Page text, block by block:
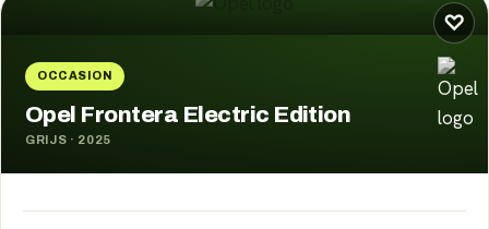
♡
OCCASION
Opel Frontera Electric Edition
GRIJS · 2025